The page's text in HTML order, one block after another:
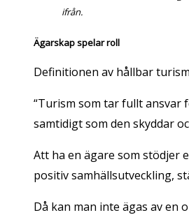
ifrån.
Ägarskap spelar roll
Definitionen av hållbar
“Turism som tar fullt ansvar
samtidigt som den skyddar
Att ha en ägare som stödjer
positiv samhällsutveckling,
Då kan man inte ägas av en